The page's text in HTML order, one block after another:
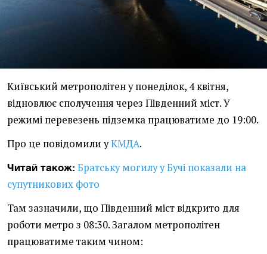
Київський метрополітен у понеділок, 4 квітня,
відновлює сполучення через Південний міст. У
режимі перевезень підземка працюватиме до 19:00.
Про це повідомили уКМДА.
Читай також: Братську могилу у Бучі показали на
супутникових фото
Там зазначили, що Південний міст відкрито для
роботи метро з 08:30. Загалом метрополітен
працюватиме таким чином: